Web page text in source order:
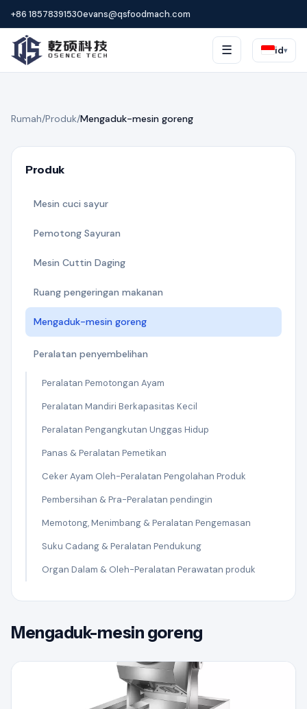
+86 18578391530evans@qsfoodmach.com
☰ id▾
Rumah/Produk/Mengaduk-mesin goreng
Produk
Mesin cuci sayur
Pemotong Sayuran
Mesin Cuttin Daging
Ruang pengeringan makanan
Mengaduk-mesin goreng
Peralatan penyembelihan
Peralatan Pemotongan Ayam
Peralatan Mandiri Berkapasitas Kecil
Peralatan Pengangkutan Unggas Hidup
Panas & Peralatan Pemetikan
Ceker Ayam Oleh-Peralatan Pengolahan Produk
Pembersihan & Pra-Peralatan pendingin
Memotong, Menimbang & Peralatan Pengemasan
Suku Cadang & Peralatan Pendukung
Organ Dalam & Oleh-Peralatan Perawatan produk
Mengaduk-mesin goreng